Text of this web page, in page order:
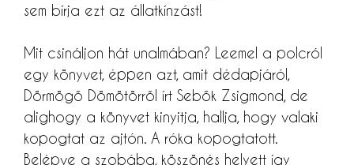
sem bírja ezt az állatkínzást!
Mit csináljon hát unalmában? Leemel a polcról
egy könyvet, éppen azt, amit dédapjáról,
Dörmögő Dömötörről írt Sebők Zsigmond, de
alighogy a könyvet kinyitja, hallja, hogy valaki
kopogtat az ajtón. A róka kopogtatott.
Belépve a szobába, köszönés helyett így